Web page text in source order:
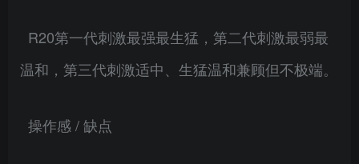
R20第一代刺激最强最生猛，第二代刺激最弱最
温和，第三代刺激适中、生猛温和兼顾但不极端。
操作感 / 缺点